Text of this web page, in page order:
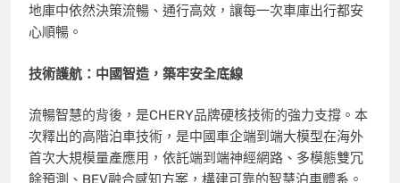
地庫中依然決策流暢、通行高效，讓每一次車庫出行都安
心順暢。
技術護航：中國智造，築牢安全底線
流暢智慧的背後，是CHERY品牌硬核技術的強力支撐。本
次釋出的高階泊車技術，是中國車企端到端大模型在海外
首次大規模量產應用，依託端到端神經網路、多模態雙冗
餘預測、BEV融合感知方案，構建可靠的智慧泊車體系。